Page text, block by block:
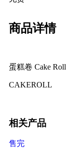
商品详情
蛋糕卷 Cake Roll
CAKEROLL
相关产品
售完